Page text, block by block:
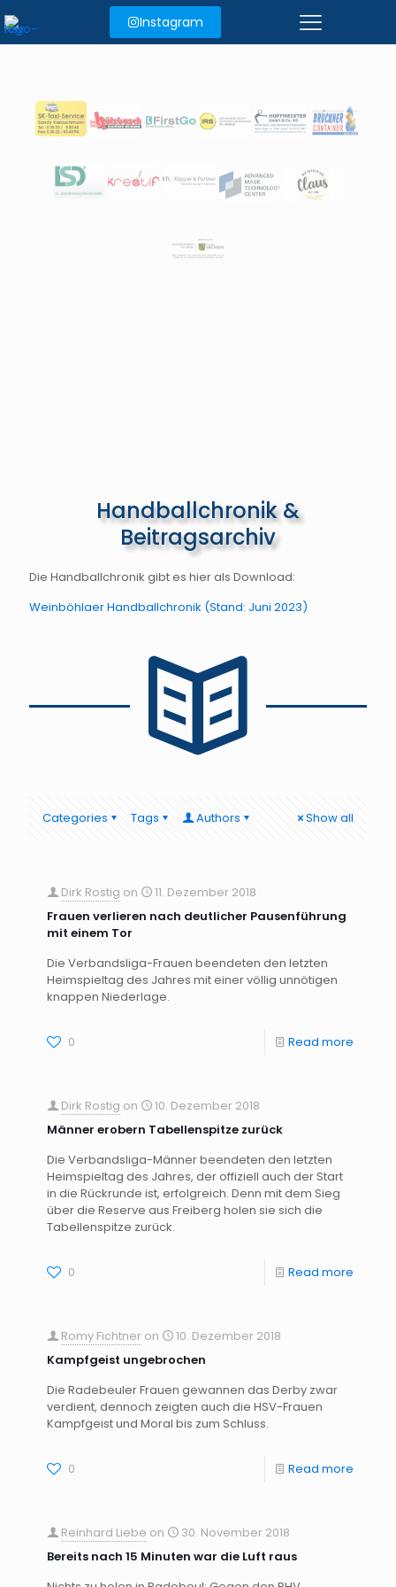
Instagram
Handballchronik &
Beitragsarchiv
Die Handballchronik gibt es hier als Download:
Weinböhlaer Handballchronik (Stand: Juni 2023)
Categories Tags Authors Show all
Dirk Rostig on
11. Dezember 2018
Frauen verlieren nach deutlicher Pausenführung
mit einem Tor
Die Verbandsliga-Frauen beendeten den letzten
Heimspieltag des Jahres mit einer völlig unnötigen
knappen Niederlage.
0 Read more
Dirk Rostig on
10. Dezember 2018
Männer erobern Tabellenspitze zurück
Die Verbandsliga-Männer beendeten den letzten
Heimspieltag des Jahres, der offiziell auch der Start
in die Rückrunde ist, erfolgreich. Denn mit dem Sieg
über die Reserve aus Freiberg holen sie sich die
Tabellenspitze zurück.
0 Read more
Romy Fichtner on
10. Dezember 2018
Kampfgeist ungebrochen
Die Radebeuler Frauen gewannen das Derby zwar
verdient, dennoch zeigten auch die HSV-Frauen
Kampfgeist und Moral bis zum Schluss.
0 Read more
Reinhard Liebe on
30. November 2018
Bereits nach 15 Minuten war die Luft raus